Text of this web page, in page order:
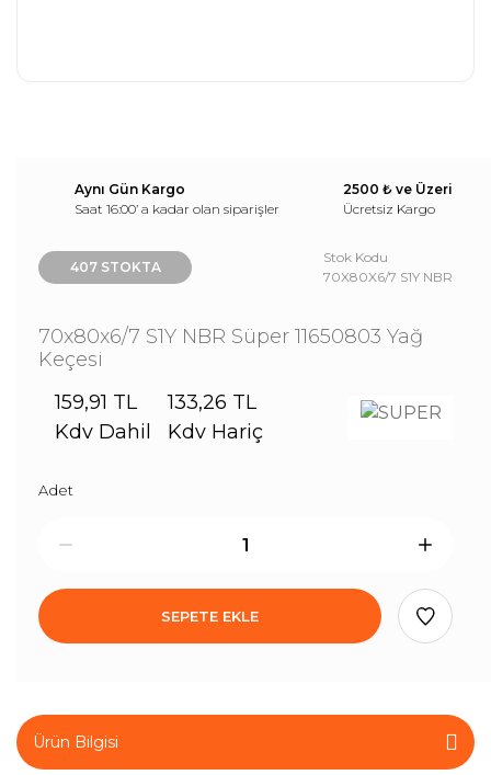
Aynı Gün Kargo
Saat 16:00’ a kadar olan siparişler
2500 ₺ ve Üzeri
Ücretsiz Kargo
407 STOKTA
Stok Kodu
70X80X6/7 S1Y NBR
70x80x6/7 S1Y NBR Süper 11650803 Yağ
Keçesi
159,91 TL
Kdv Dahil
133,26 TL
Kdv Hariç
Adet
SEPETE EKLE
Ürün Bilgisi